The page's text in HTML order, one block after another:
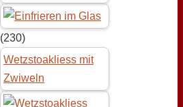
(230)
Wetzstoakliess mit
Zwiweln